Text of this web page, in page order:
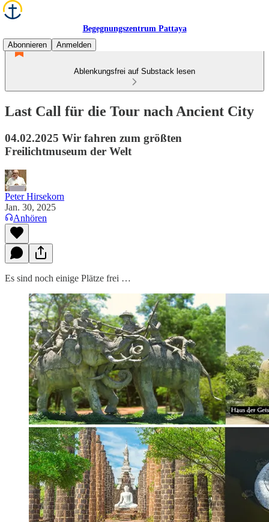
Begegnungszentrum Pattaya
Abonnieren
Anmelden
Ablenkungsfrei auf Substack lesen
Last Call für die Tour nach Ancient City
04.02.2025 Wir fahren zum größten
Freilichtmuseum der Welt
Peter Hirsekorn
Jan. 30, 2025
Anhören
Es sind noch einige Plätze frei …